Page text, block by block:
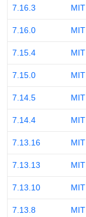
7.16.3 MIT
7.16.0 MIT
7.15.4 MIT
7.15.0 MIT
7.14.5 MIT
7.14.4 MIT
7.13.16 MIT
7.13.13 MIT
7.13.10 MIT
7.13.8 MIT